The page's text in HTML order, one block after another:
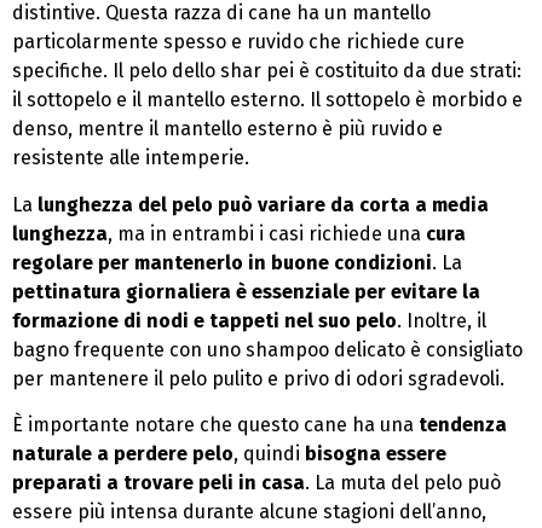
distintive. Questa razza di cane ha un mantello
particolarmente spesso e ruvido che richiede cure
specifiche. Il pelo dello shar pei è costituito da due strati:
il sottopelo e il mantello esterno. Il sottopelo è morbido e
denso, mentre il mantello esterno è più ruvido e
resistente alle intemperie.
La lunghezza del pelo può variare da corta a media
lunghezza, ma in entrambi i casi richiede una cura
regolare per mantenerlo in buone condizioni. La
pettinatura giornaliera è essenziale per evitare la
formazione di nodi e tappeti nel suo pelo. Inoltre, il
bagno frequente con uno shampoo delicato è consigliato
per mantenere il pelo pulito e privo di odori sgradevoli.
È importante notare che questo cane ha una tendenza
naturale a perdere pelo, quindi bisogna essere
preparati a trovare peli in casa. La muta del pelo può
essere più intensa durante alcune stagioni dell’anno,